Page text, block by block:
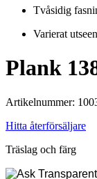
Tvåsidig
Varierat
Plank
Artikelnummer:
Hitta återförsäljare
Träslag och färg